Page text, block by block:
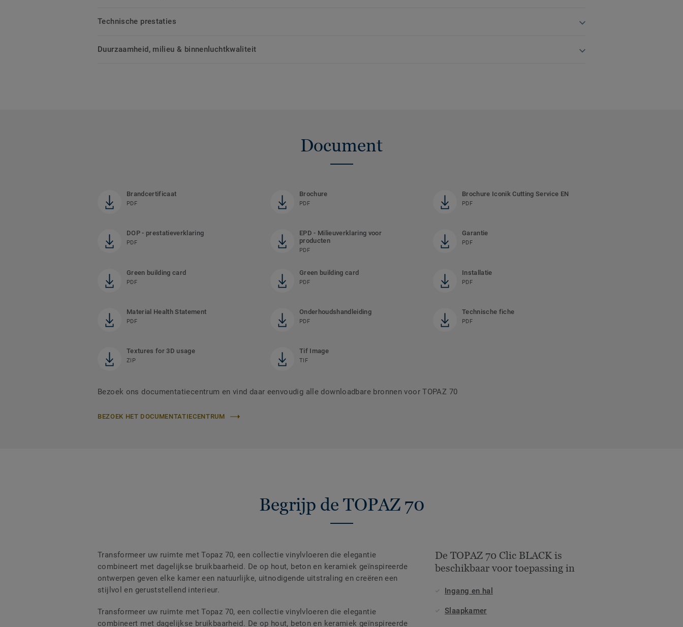
Technische prestaties
Duurzaamheid, milieu & binnenluchtkwaliteit
Document
Brandcertificaat
PDF
Brochure
PDF
Brochure Iconik Cutting Service EN
PDF
DOP - prestatieverklaring
PDF
EPD - Milieuverklaring voor
producten
PDF
Garantie
PDF
Green building card
PDF
Green building card
PDF
Installatie
PDF
Material Health Statement
PDF
Onderhoudshandleiding
PDF
Technische fiche
PDF
Textures for 3D usage
ZIP
Tif Image
TIF
Bezoek ons documentatiecentrum en vind daar eenvoudig alle downloadbare bronnen voor TOPAZ 70
BEZOEK HET DOCUMENTATIECENTRUM
Begrijp de TOPAZ 70
Transformeer uw ruimte met Topaz 70, een collectie vinylvloeren die elegantie
combineert met dagelijkse bruikbaarheid. De op hout, beton en keramiek geïnspireerde
ontwerpen geven elke kamer een natuurlijke, uitnodigende uitstraling en creëren een
stijlvol en geruststellend interieur.
Transformeer uw ruimte met Topaz 70, een collectie vinylvloeren die elegantie
combineert met dagelijkse bruikbaarheid. De op hout, beton en keramiek geïnspireerde
De TOPAZ 70 Clic BLACK is
beschikbaar voor toepassing in
Ingang en hal
Slaapkamer